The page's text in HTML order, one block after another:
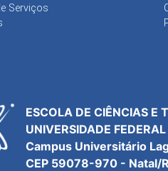
Serviços
ESCOLA DE CIÊNCIAS E
UNIVERSIDADE
Campus Universitário
CEP 59078-970 - Natal/